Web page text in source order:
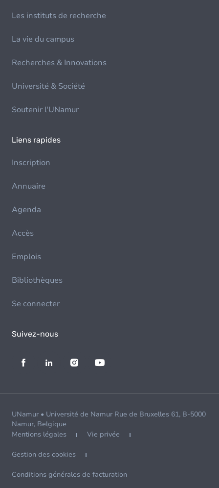
Les instituts de recherche
La vie du campus
Recherches & Innovations
Université & Société
Soutenir l'UNamur
Liens rapides
Inscription
Annuaire
Agenda
Accès
Emplois
Bibliothèques
Se connecter
Suivez-nous
UNamur • Université de Namur Rue de Bruxelles 61, B-5000
Namur, Belgique
Mentions légales
Vie privée
Gestion des cookies
Conditions générales de facturation